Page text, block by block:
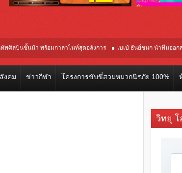
นำ พร้อมกาล่าไนท์สุดอลังการ เบเบ้ ธันย์ชนก นำทีมออกสเต็ปชวนทุ
ภาพจากอินโดนีเซีย เริ่มเที่ยวแรกบินแรก 6 สิงหาคมนี้
งคม ข่าวกีฬา โครงการขับขี่สวมหมวกนิรภัย 100%
วิทยุ โ